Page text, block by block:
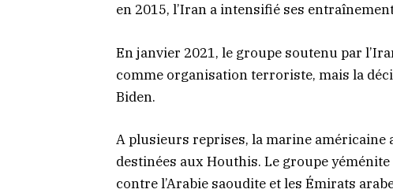
en 2015, l’Iran a intensifié ses
En janvier 2021, le groupe soutenu par
comme organisation terroriste, mais la
Biden.
A plusieurs reprises, la marine américaine
destinées aux Houthis. Le groupe
contre l’Arabie saoudite et les Émirats